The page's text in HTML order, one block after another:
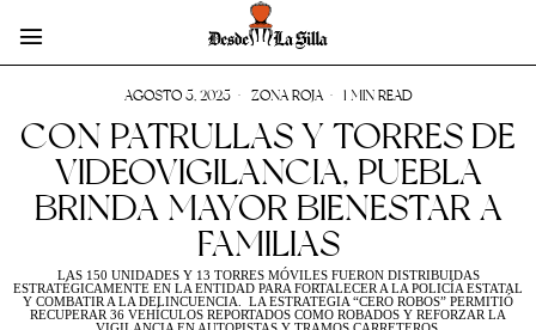
AGOSTO 5, 2025 ZONA ROJA 1 MIN READ
CON PATRULLAS Y TORRES DE
VIDEOVIGILANCIA, PUEBLA
BRINDA MAYOR BIENESTAR A
FAMILIAS
LAS 150 UNIDADES Y 13 TORRES MÓVILES FUERON DISTRIBUIDAS
ESTRATÉGICAMENTE EN LA ENTIDAD PARA FORTALECER A LA POLICÍA ESTATAL
Y COMBATIR A LA DELINCUENCIA. LA ESTRATEGIA “CERO ROBOS” PERMITIÓ
RECUPERAR 36 VEHÍCULOS REPORTADOS COMO ROBADOS Y REFORZAR LA